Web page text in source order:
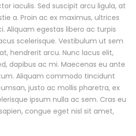
iaculis. Sed suscipit arcu ligula, at
a. Proin ac ex maximus, ultrices
Aliquam egestas libero ac turpis
scelerisque. Vestibulum ut sem
hendrerit arcu. Nunc lacus elit,
dapibus ac mi. Maecenas eu ante
Aliquam commodo tincidunt
justo ac mollis pharetra, ex
ipsum nulla ac sem. Cras eu
congue eget nisl sit amet,